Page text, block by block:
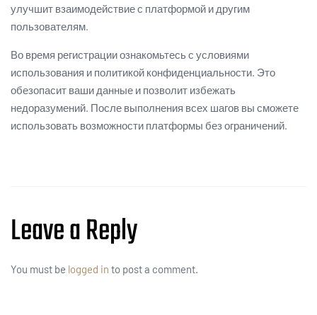
улучшит взаимодействие с платформой и другим
пользователям.
Во время регистрации ознакомьтесь с условиями
использования и политикой конфиденциальности. Это
обезопасит ваши данные и позволит избежать
недоразумений. После выполнения всех шагов вы сможете
использовать возможности платформы без ограничений.
Leave a Reply
You must be logged in to post a comment.